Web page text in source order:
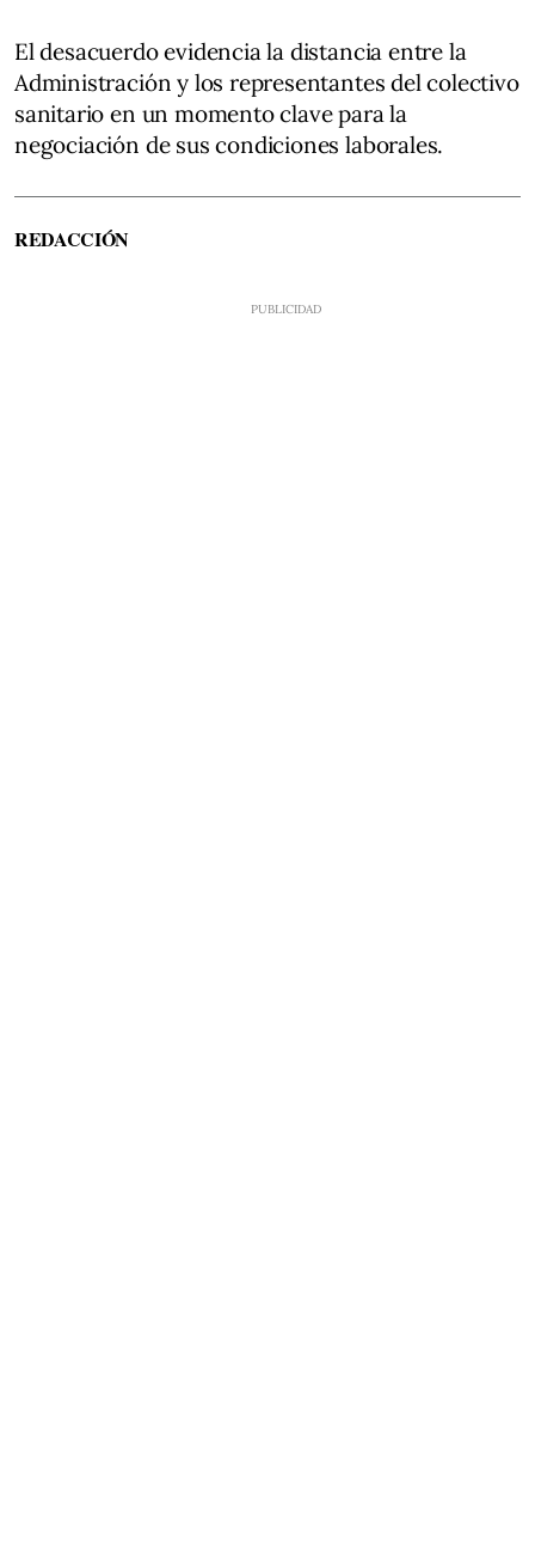
El desacuerdo evidencia la distancia entre la
Administración y los representantes del colectivo
sanitario en un momento clave para la
negociación de sus condiciones laborales.
REDACCIÓN